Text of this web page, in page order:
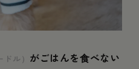
ル） がごはんを食べない